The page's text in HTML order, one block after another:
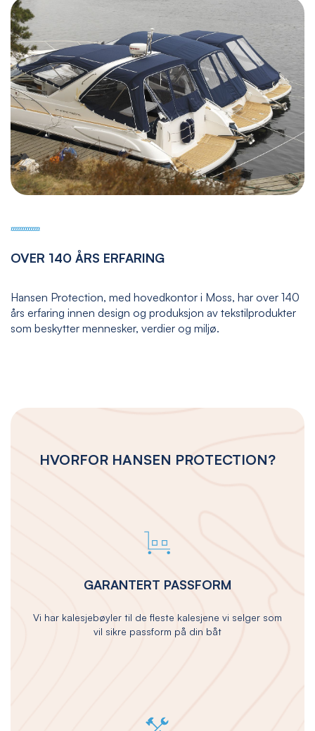
OVER 140 ÅRS ERFARING
Hansen Protection, med hovedkontor i Moss, har over 140
års erfaring innen design og produksjon av tekstilprodukter
som beskytter mennesker, verdier og miljø.
HVORFOR HANSEN PROTECTION?
GARANTERT PASSFORM
Vi har kalesjebøyler til de fleste kalesjene vi selger som
vil sikre passform på din båt